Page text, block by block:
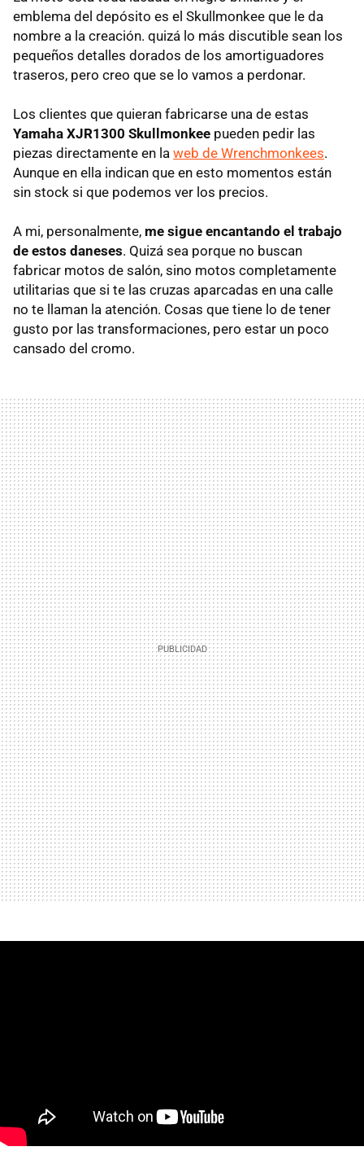
emblema del depósito es el Skullmonkee que le da
nombre a la creación. quizá lo más discutible sean los
pequeños detalles dorados de los amortiguadores
traseros, pero creo que se lo vamos a perdonar.
Los clientes que quieran fabricarse una de estas
Yamaha XJR1300 Skullmonkee pueden pedir las
piezas directamente en la web de Wrenchmonkees.
Aunque en ella indican que en esto momentos están
sin stock si que podemos ver los precios.
A mi, personalmente, me sigue encantando el trabajo
de estos daneses. Quizá sea porque no buscan
fabricar motos de salón, sino motos completamente
utilitarias que si te las cruzas aparcadas en una calle
no te llaman la atención. Cosas que tiene lo de tener
gusto por las transformaciones, pero estar un poco
cansado del cromo.